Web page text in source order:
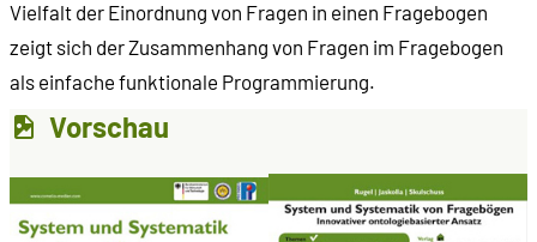
Vielfalt der Einordnung von Fragen in einen Fragebogen
zeigt sich der Zusammenhang von Fragen im Fragebogen
als einfache funktionale Programmierung.
Vorschau